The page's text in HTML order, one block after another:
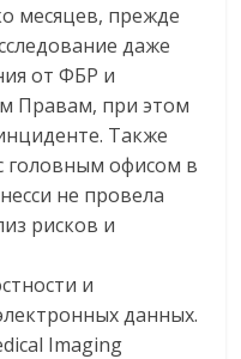
месяцев, прежде
даже
от ФБР и
Правам, при этом
Также
головным офисом в
не провела
рисков и
и
данных.
Imaging